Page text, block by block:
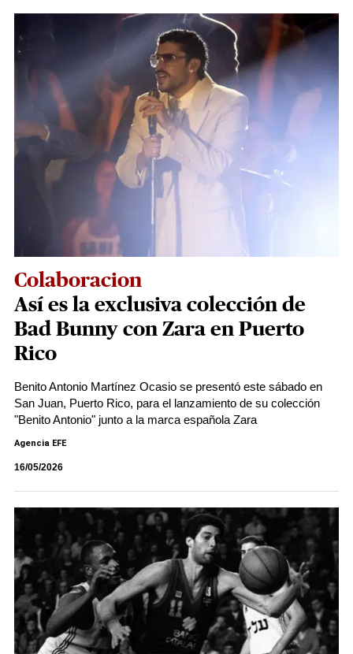
Colaboracion
Así es la exclusiva colección de
Bad Bunny con Zara en Puerto
Rico
Benito Antonio Martínez Ocasio se presentó este sábado en
San Juan, Puerto Rico, para el lanzamiento de su colección
"Benito Antonio" junto a la marca española Zara
Agencia EFE
16/05/2026